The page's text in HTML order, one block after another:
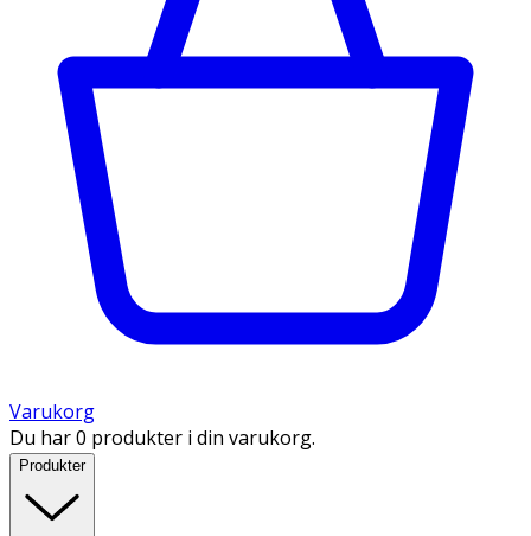
Varukorg
Du har 0 produkter i din varukorg.
Produkter